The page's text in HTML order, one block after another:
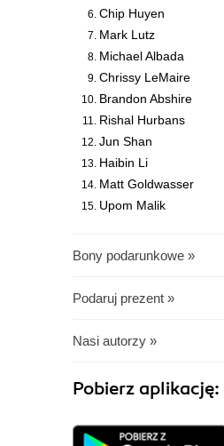
Chip Huyen
Mark Lutz
Michael Albada
Chrissy LeMaire
Brandon Abshire
Rishal Hurbans
Jun Shan
Haibin Li
Matt Goldwasser
Upom Malik
Bony podarunkowe »
Podaruj prezent »
Nasi autorzy »
Pobierz aplikację: